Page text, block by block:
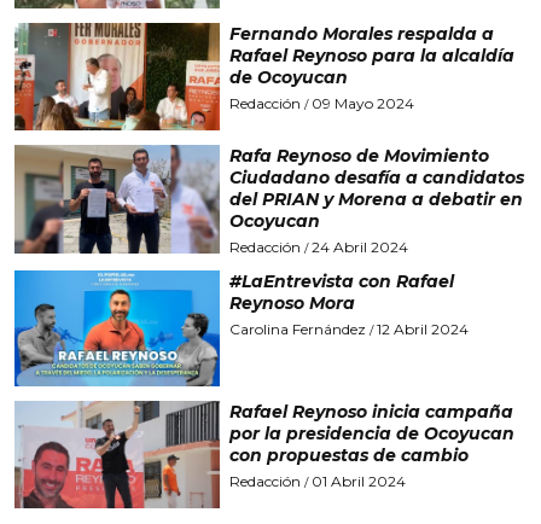
Fernando Morales respalda a
Rafael Reynoso para la alcaldía
de Ocoyucan
Redacción / 09 Mayo 2024
Rafa Reynoso de Movimiento
Ciudadano desafía a candidatos
del PRIAN y Morena a debatir en
Ocoyucan
Redacción /24 Abril 2024
#LaEntrevista con Rafael
Reynoso Mora
Carolina Fernández /12 Abril 2024
Rafael Reynoso inicia campaña
por la presidencia de Ocoyucan
con propuestas de cambio
Redacción / 01 Abril 2024